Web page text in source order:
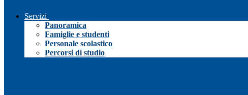
Servizi
Panoramica
Famiglie e studenti
Personale scolastico
Percorsi di studio